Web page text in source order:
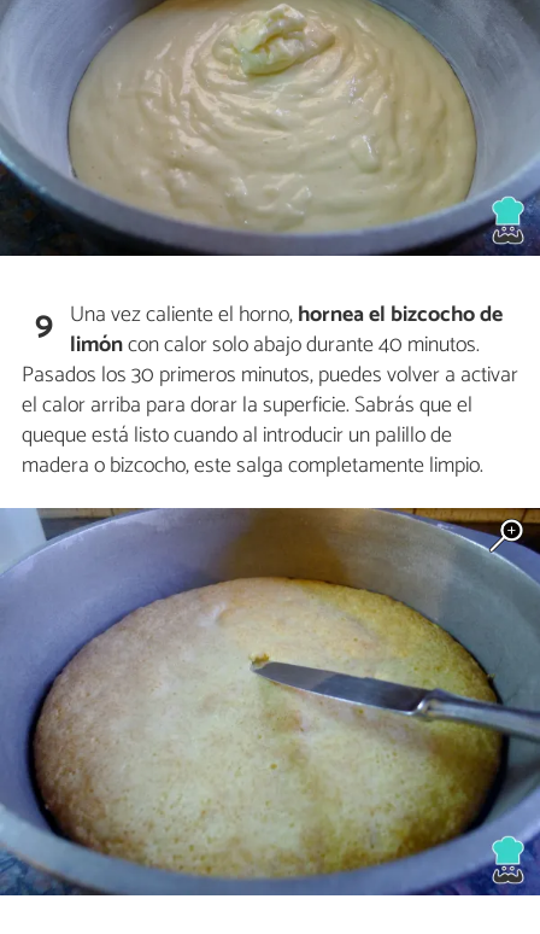
9 Una vez caliente el horno,hornea el bizcocho de
limóncon calor solo abajo durante 40 minutos.
Pasados los 30 primeros minutos, puedes volver a activar
el calor arriba para dorar la superficie. Sabrás que el
queque está listo cuando al introducir un palillo de
madera o bizcocho, este salga completamente limpio.